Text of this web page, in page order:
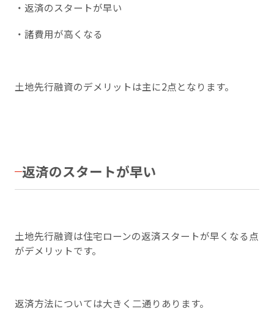
・返済のスタートが早い
・諸費用が高くなる
土地先行融資のデメリットは主に2点となります。
返済のスタートが早い
土地先行融資は住宅ローンの返済スタートが早くなる点
がデメリットです。
返済方法については大きく二通りあります。